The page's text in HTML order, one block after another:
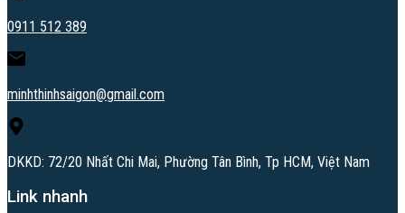
0911 512 389
minhthinhsaigon@gmail.com
DKKD: 72/20 Nhất Chi Mai, Phường Tân Bình, Tp HCM, Việt Nam
Link nhanh